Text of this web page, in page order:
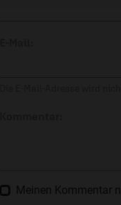
Meinen Kommentar